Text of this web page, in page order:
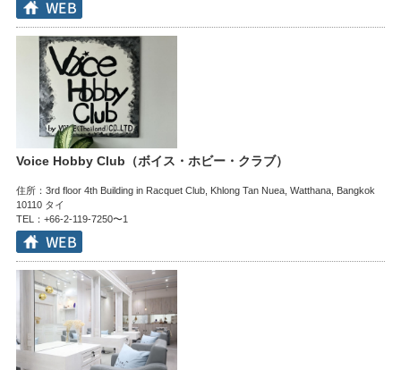
Voice Hobby Club（ボイス・ホビー・クラブ）
住所：3rd floor 4th Building in Racquet Club, Khlong Tan Nuea, Watthana, Bangkok
10110 タイ
TEL：+66-2-119-7250〜1